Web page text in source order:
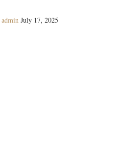
admin July 17, 2025